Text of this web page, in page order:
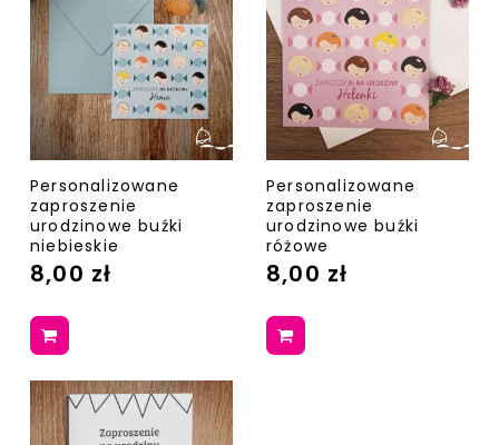
Personalizowane
zaproszenie
urodzinowe buźki
niebieskie
8,00 zł
Personalizowane
zaproszenie
urodzinowe buźki
różowe
8,00 zł